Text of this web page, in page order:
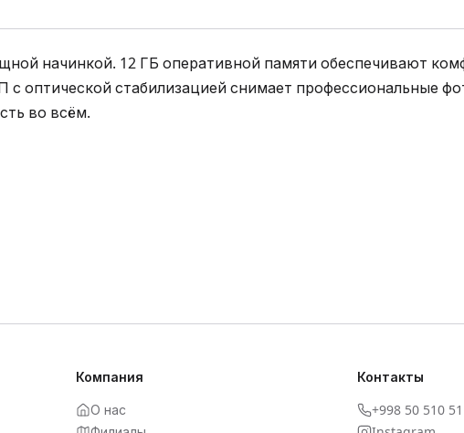
начинкой. 12 ГБ оперативной памяти обеспечивают
оптической стабилизацией снимает профессиональные
Компания
О нас
Контакты
+998 50 510